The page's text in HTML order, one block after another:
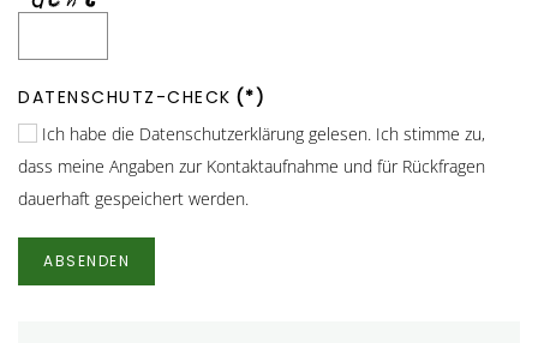
DATENSCHUTZ-CHECK (*)
Ich habe die Datenschutzerklärung gelesen. Ich stimme zu,
dass meine Angaben zur Kontaktaufnahme und für Rückfragen
dauerhaft gespeichert werden.
ABSENDEN